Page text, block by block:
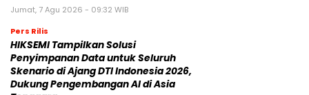
Jumat, 7 Agu 2026 - 09:32 WIB
Pers Rilis
HIKSEMI Tampilkan Solusi
Penyimpanan Data untuk Seluruh
Skenario di Ajang DTI Indonesia 2026,
Dukung Pengembangan AI di Asia